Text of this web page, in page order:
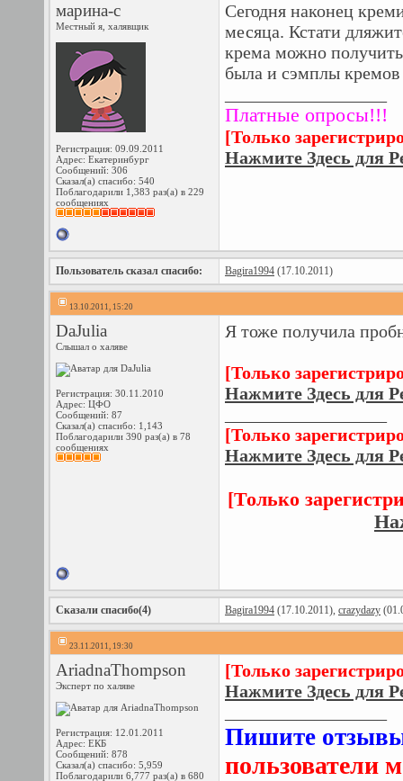
марина-с
Местный я, халявщик
Регистрация: 09.09.2011
Адрес: Екатеринбург
Сообщений: 306
Сказал(а) спасибо: 540
Поблагодарили 1,383 раз(а) в 229
сообщениях
Сегодня наконец
месяца. Кстати
крема можно
была и сэмплы
Платные опросы!!!
[Только
Нажмите Здесь для
Пользователь сказал cпасибо: Bagira1994 (17.10.2011)
13.10.2011, 15:20
DaJulia
Слышал о халяве
Регистрация: 30.11.2010
Адрес: ЦФО
Сообщений: 87
Сказал(а) спасибо: 1,143
Поблагодарили 390 раз(а) в 78
сообщениях
Я тоже получила
[Только
Нажмите Здесь для
[Только
Нажмите Здесь для
[Только
Сказали спасибо(4) Bagira1994 (17.10.2011), crazydazy
23.11.2011, 19:30
AriadnaThompson
Эксперт по халяве
Регистрация: 12.01.2011
Адрес: ЕКБ
Сообщений: 878
Сказал(а) спасибо: 5,959
Поблагодарили 6,777 раз(а) в 680
[Только
Нажмите Здесь для
Пишите
пользователи